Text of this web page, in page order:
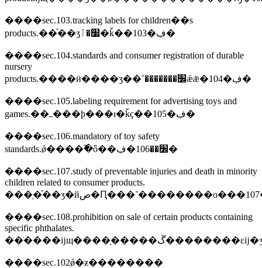
����sec.103.tracking labels for children��s
products.��ͯ��ʒ׷�ٱ�ǩ��103�ڣ�
����sec.104.standards and consumer registration of durable
nursery
products.����ӥ����ʒ��׼�������ߵǽǣ�104�ڣ�
����sec.105.labeling requirement for advertising toys and
games.��ߺ���ϸ���ı�ǩҫ��105�ڣ�
����sec.106.mandatory of toy safety
standards.ǿ����߰�ȫ��׼��106�ڣ�
����sec.107.study of preventable injuries and death in minority
children related to consumer products.
����sec.108.prohibition on sale of certain products containing
specific phthalates.
����sec.102ǿ�ƶ��������